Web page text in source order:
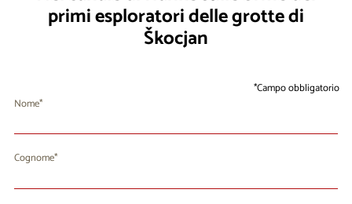
primi esploratori delle grotte di
Škocjan
Campo obbligatorio
Nome
Cognome